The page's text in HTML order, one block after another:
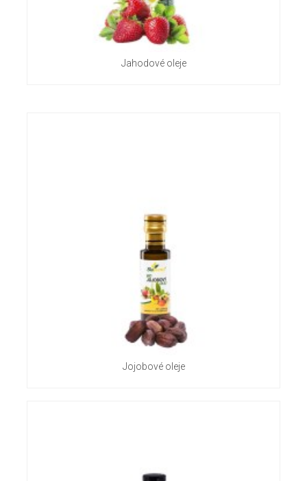
Jahodové oleje
Jojobové oleje